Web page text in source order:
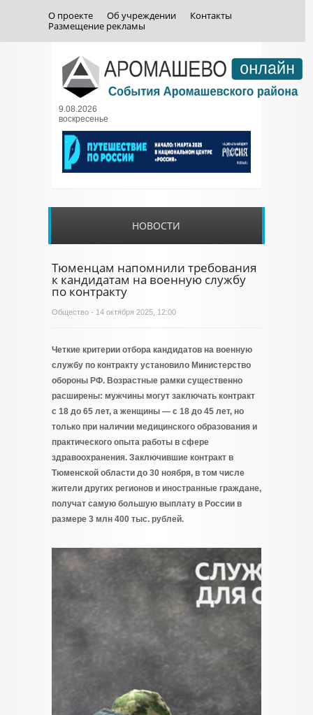
О проекте Об учреждении
Контакты
Размещение рекламы
9.08.2026
воскресенье
НОВОСТИ
Тюменцам напомнили требования
к кандидатам на военную службу
по контракту
Общество - 14 октября 2025, 12:00
Четкие критерии отбора кандидатов на военную
службу по контракту установило Министерство
обороны РФ. Возрастные рамки существенно
расширены: мужчины могут заключать контракт
с 18 до 65 лет, а женщины — с 18 до 45 лет, но
только при наличии медицинского образования и
практического опыта работы в сфере
здравоохранения. Заключившие контракт в
Тюменской области до 30 ноября, в том числе
жители других регионов и иностранные граждане,
получат самую большую выплату в России в
размере 3 млн 400 тыс. рублей.